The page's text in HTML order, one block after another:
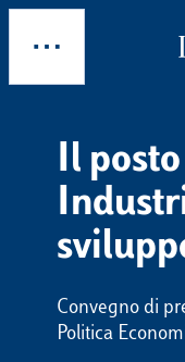
Skip to main content
Il
Convegno di
Politica